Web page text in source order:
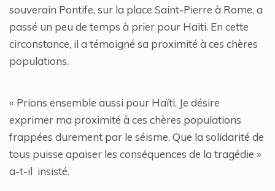
souverain Pontife, sur la place Saint-Pierre à Rome, a
passé un peu de temps à prier pour Haïti. En cette
circonstance, il a témoigné sa proximité à ces chères
populations.
« Prions ensemble aussi pour Haïti. Je désire
exprimer ma proximité à ces chères populations
frappées durement par le séisme. Que la solidarité de
tous puisse apaiser les conséquences de la tragédie »
a-t-il insisté.